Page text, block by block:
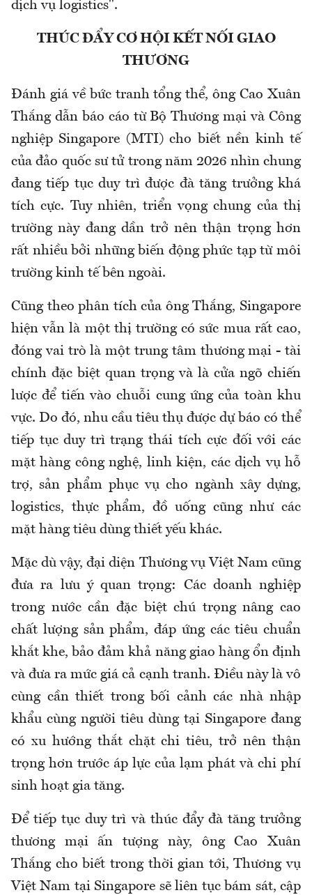
dịch vụ logistics".
THÚC ĐẨY CƠ HỘI KẾT NỐI GIAO
THƯƠNG
Đánh giá về bức tranh tổng thể, ông Cao Xuân
Thắng dẫn báo cáo từ Bộ Thương mại và Công
nghiệp Singapore (MTI) cho biết nền kinh tế
của đảo quốc sư tử trong năm 2026 nhìn chung
đang tiếp tục duy trì được đà tăng trưởng khá
tích cực. Tuy nhiên, triển vọng chung của thị
trường này đang dần trở nên thận trọng hơn
rất nhiều bởi những biến động phức tạp từ môi
trường kinh tế bên ngoài.
Cũng theo phân tích của ông Thắng, Singapore
hiện vẫn là một thị trường có sức mua rất cao,
đóng vai trò là một trung tâm thương mại - tài
chính đặc biệt quan trọng và là cửa ngõ chiến
lược để tiến vào chuỗi cung ứng của toàn khu
vực. Do đó, nhu cầu tiêu thụ được dự báo có thể
tiếp tục duy trì trạng thái tích cực đối với các
mặt hàng công nghệ, linh kiện, các dịch vụ hỗ
trợ, sản phẩm phục vụ cho ngành xây dựng,
logistics, thực phẩm, đồ uống cũng như các
mặt hàng tiêu dùng thiết yếu khác.
Mặc dù vậy, đại diện Thương vụ Việt Nam cũng
đưa ra lưu ý quan trọng: Các doanh nghiệp
trong nước cần đặc biệt chú trọng nâng cao
chất lượng sản phẩm, đáp ứng các tiêu chuẩn
khắt khe, bảo đảm khả năng giao hàng ổn định
và đưa ra mức giá cả cạnh tranh. Điều này là vô
cùng cần thiết trong bối cảnh các nhà nhập
khẩu cùng người tiêu dùng tại Singapore đang
có xu hướng thắt chặt chi tiêu, trở nên thận
trọng hơn trước áp lực của lạm phát và chi phí
sinh hoạt gia tăng.
Để tiếp tục duy trì và thúc đẩy đà tăng trưởng
thương mại ấn tượng này, ông Cao Xuân
Thắng cho biết trong thời gian tới, Thương vụ
Việt Nam tại Singapore sẽ liên tục bám sát, cập